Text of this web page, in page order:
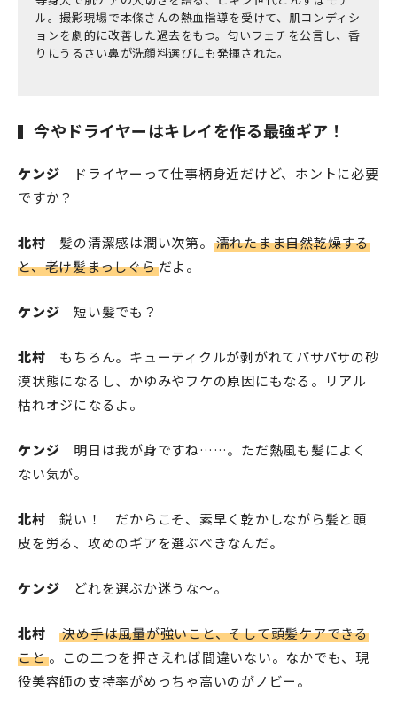
ル。撮影現場で本條さんの熱血指導を受けて、肌コンディシ
ョンを劇的に改善した過去をもつ。匂いフェチを公言し、香
りにうるさい鼻が洗顔料選びにも発揮された。
今やドライヤーはキレイを作る最強ギア！
ケンジ ドライヤーって仕事柄身近だけど、ホントに必要
ですか？
北村 髪の清潔感は潤い次第。 濡れたまま自然乾燥する
と、老け髪まっしぐらだよ。
ケンジ 短い髪でも？
北村 もちろん。キューティクルが剥がれてパサパサの砂
漠状態になるし、かゆみやフケの原因にもなる。リアル
枯れオジになるよ。
ケンジ 明日は我が身ですね……。ただ熱風も髪によく
ない気が。
北村 鋭い！ だからこそ、素早く乾かしながら髪と頭
皮を労る、攻めのギアを選ぶべきなんだ。
ケンジ どれを選ぶか迷うな〜。
北村
決め手は風量が強いこと、そして頭髪ケアできる
こと。この二つを押さえれば間違いない。なかでも、現
役美容師の支持率がめっちゃ高いのがノビー。